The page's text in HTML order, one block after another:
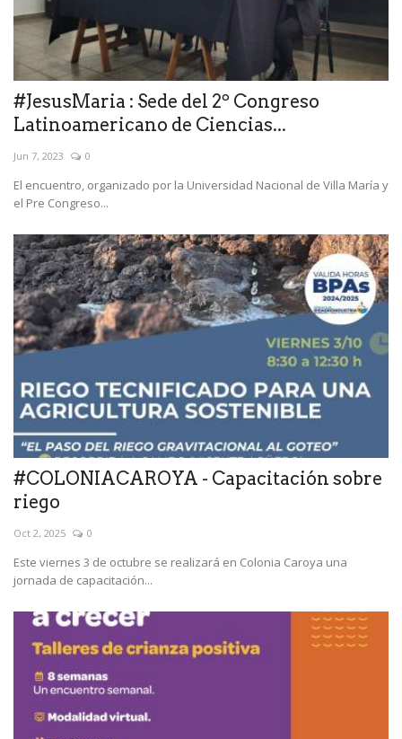
#JesusMaria : Sede del 2º Congreso
Latinoamericano de Ciencias...
Jun 7, 2023 0
El encuentro, organizado por la Universidad Nacional de Villa María y
el Pre Congreso...
#COLONIACAROYA - Capacitación sobre
riego
Oct 2, 2025 0
Este viernes 3 de octubre se realizará en Colonia Caroya una
jornada de capacitación...